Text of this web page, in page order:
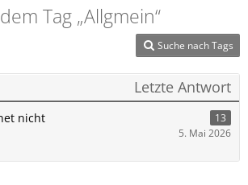
Tag „Allgmein“
Suche nach Tags
Letzte Antwort
nicht
13
5. Mai 2026